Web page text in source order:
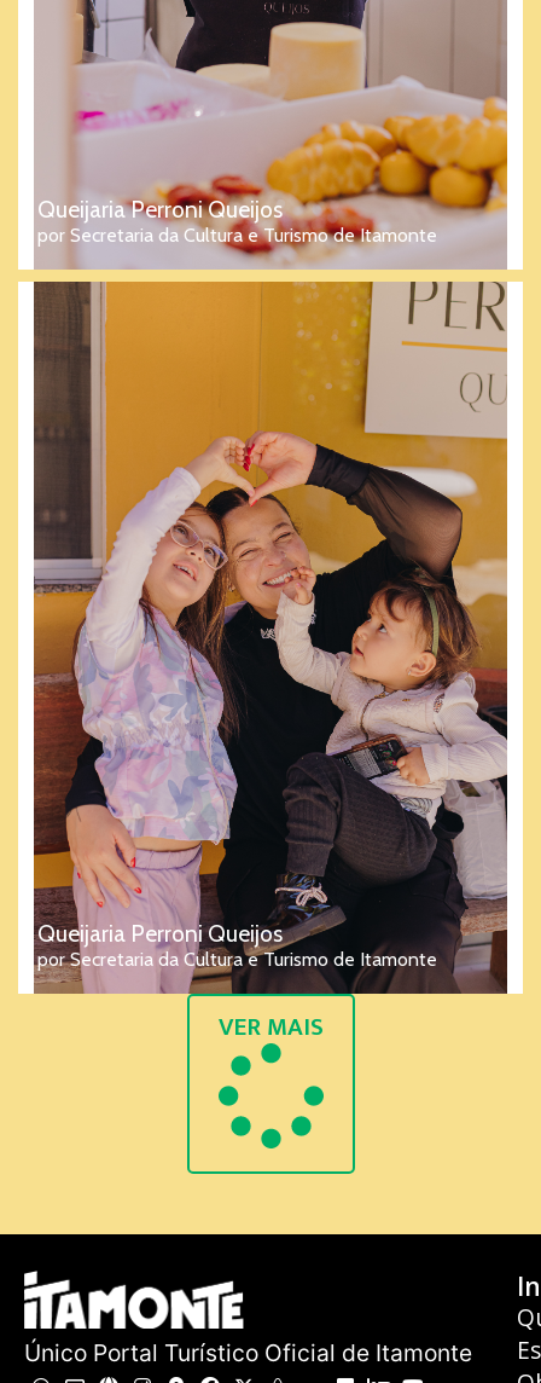
Queijaria Perroni Queijos
por Secretaria da Cultura e Turismo de Itamonte
Queijaria Perroni Queijos
por Secretaria da Cultura e Turismo de Itamonte
VER MAIS
Único Portal Turístico Oficial de Itamonte